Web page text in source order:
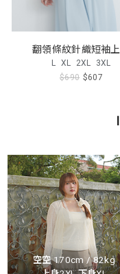
翻領條紋針織短袖
L XL 2XL 3XL
$690 $607
空空 170cm / 82kg